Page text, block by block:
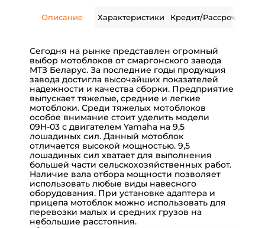
Описание Характеристики Кредит/Рассрочка
Сегодня на рынке представлен огромный
выбор мотоблоков от смаргонского завода
МТЗ Беларус. За последние годы продукция
завода достигла высочайших показателей
надежности и качества сборки. Предприятие
выпускает тяжелые, средние и легкие
мотоблоки. Среди тяжелых мотоблоков
особое внимание стоит уделить модели
09Н-03 с двигателем Yamaha на 9,5
лошадиных сил. Данный мотоблок
отличается высокой мощностью. 9,5
лошадиных сил хватает для выполнения
большей части сельскохозяйственных работ.
Наличие вала отбора мощности позволяет
использовать любые виды навесного
оборудования. При установке адаптера и
прицепа мотоблок можно использовать для
перевозки малых и средних грузов на
небольшие расстояния.